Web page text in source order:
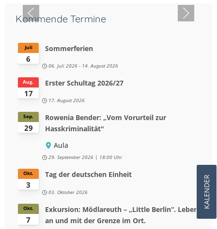
KALENDER
Kommende Termine
6
Juli Sommerferien
06. Juli 2026 - 14. August 2026
17
Aug. Erster Schultag 2026/27
17. August 2026
29
Sep.
Rowenia Bender: „Vom Vorurteil zur
Hasskriminalität"
Aula
29. September 2026 18:00 Uhr
3
Okt. Tag der deutschen Einheit
03. Oktober 2026
7
Okt.
Exkursion: Mödlareuth – „Little Berlin“. Leben
an und mit der Grenze im Ort.